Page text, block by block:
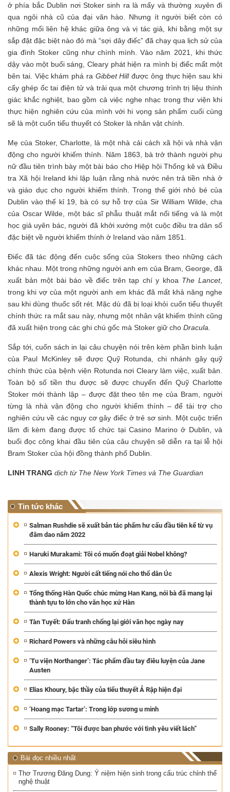
ở phía bắc Dublin nơi Stoker sinh ra là mấy và thường xuyên đi
qua ngôi nhà cũ của đại văn hào. Nhưng ít người biết còn có
những mối liên hệ khác giữa ông và vị tác giả, khi bằng một sự
sắp đặt đặc biệt nào đó mà “sợi dây điếc” đã chạy qua lịch sử của
gia đình Stoker cũng như chính mình. Vào năm 2021, khi thức
dậy vào một buổi sáng, Cleary phát hiện ra mình bị điếc mất một
bên tai. Việc khám phá ra Gibbet Hillđược ông thực hiện sau khi
cấy ghép ốc tai điện tử và trải qua một chương trình trị liệu thính
giác khắc nghiệt, bao gồm cả việc nghe nhạc trong thư viện khi
thực hiện nghiên cứu của mình với hi vọng sản phẩm cuối cùng
sẽ là một cuốn tiểu thuyết có Stoker là nhân vật chính.
Mẹ của Stoker, Charlotte, là một nhà cải cách xã hội và nhà vận
động cho người khiếm thính. Năm 1863, bà trở thành người phụ
nữ đầu tiên trình bày một bài báo cho Hiệp hội Thống kê và Điều
tra Xã hội Ireland khi lập luận rằng nhà nước nên trả tiền nhà ở
và giáo dục cho người khiếm thính. Trong thế giới nhỏ bé của
Dublin vào thế kỉ 19, bà có sự hỗ trợ của Sir William Wilde, cha
của Oscar Wilde, một bác sĩ phẫu thuật mắt nổi tiếng và là một
học giả uyên bác, người đã khởi xướng một cuộc điều tra dân số
đặc biệt về người khiếm thính ở Ireland vào năm 1851.
Điếc đã tác động đến cuộc sống của Stokers theo những cách
khác nhau. Một trong những người anh em của Bram, George, đã
xuất bản một bài báo về điếc trên tạp chí y khoa The Lancet,
trong khi vợ của một người anh em khác đã mất khả năng nghe
sau khi dùng thuốc sốt rét. Mặc dù đã bị loại khỏi cuốn tiểu thuyết
chính thức ra mắt sau này, nhưng một nhân vật khiếm thính cũng
đã xuất hiện trong các ghi chú gốc mà Stoker giữ cho Dracula.
Sắp tới, cuốn sách in lại câu chuyện nói trên kèm phần bình luận
của Paul McKinley sẽ được Quỹ Rotunda, chi nhánh gây quỹ
chính thức của bệnh viện Rotunda nơi Cleary làm việc, xuất bản.
Toàn bộ số tiền thu được sẽ được chuyển đến Quỹ Charlotte
Stoker mới thành lập – được đặt theo tên mẹ của Bram, người
từng là nhà vận động cho người khiếm thính – để tài trợ cho
nghiên cứu về các nguy cơ gây điếc ở trẻ sơ sinh. Một cuộc triển
lãm đi kèm đang được tổ chức tại Casino Marino ở Dublin, và
buổi đọc công khai đầu tiên của câu chuyện sẽ diễn ra tại lễ hội
Bram Stoker của hội đồng thành phố Dublin.
LINH TRANG dịch từ The New York Times và The Guardian
Tin tức khác
Salman Rushdie sẽ xuất bản tác phẩm hư cấu đầu tiên kể từ vụ
đâm dao năm 2022
Haruki Murakami: Tôi có muốn đoạt giải Nobel không?
Alexis Wright: Người cất tiếng nói cho thổ dân Úc
Tổng thống Hàn Quốc chúc mừng Han Kang, nói bà đã mang lại
thành tựu to lớn cho văn học xứ Hàn
Tàn Tuyết: Đấu tranh chống lại giới văn học ngày nay
Richard Powers và những câu hỏi siêu hình
‘Tu viện Northanger’: Tác phẩm đầu tay điêu luyện của Jane
Austen
Elias Khoury, bậc thầy của tiểu thuyết Ả Rập hiện đại
‘Hoang mạc Tartar’: Trong lớp sương u minh
Sally Rooney: “Tôi được ban phước với tình yêu viết lách”
Bài đọc nhiều nhất
Thơ Trương Đăng Dung: Ý niệm hiện sinh trong cấu trúc chỉnh thể
nghệ thuật